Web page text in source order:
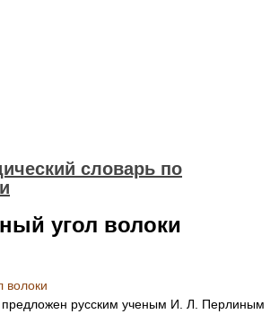
словарь по
угол волоки
волоки
русским ученым И. Л. Перлиным